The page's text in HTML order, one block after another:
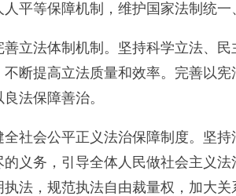
人平等保障机制，维护国家法制统
善立法体制机制。坚持科学立法、
不断提高立法质量和效率。完善以
法保障善治。
全社会公平正义法治保障制度。坚
的义务，引导全体人民做社会主义
执法，规范执法自由裁量权，加大